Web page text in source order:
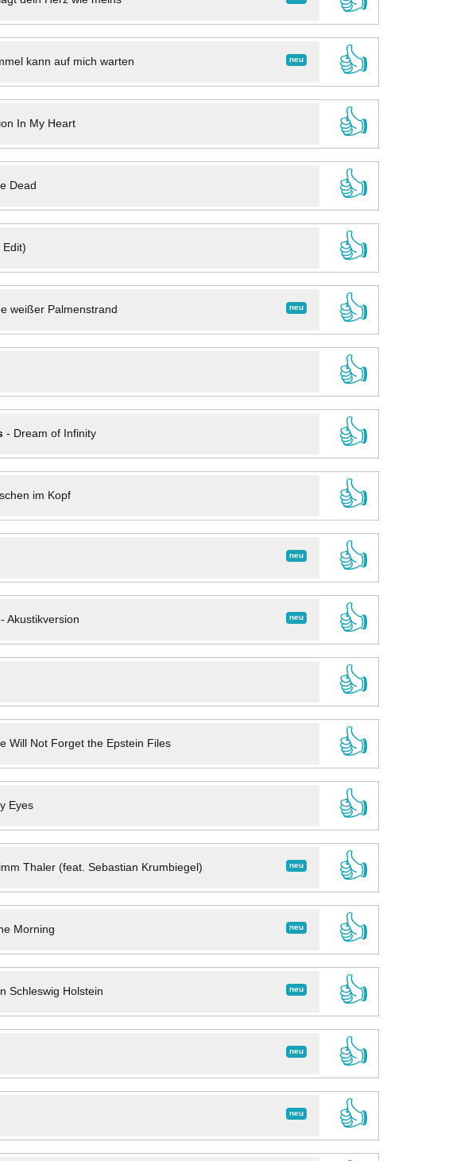
neu
kann auf mich warten
👍
In My Heart
👍
Dead
👍
Edit)
👍
neu
weißer Palmenstrand
👍
👍
- Dream of Infinity
👍
im Kopf
👍
neu
👍
neu
Akustikversion
👍
👍
Will Not Forget the Epstein Files
👍
Eyes
👍
neu
Thaler (feat. Sebastian Krumbiegel)
👍
neu
Morning
👍
neu
Schleswig Holstein
👍
neu
👍
neu
👍